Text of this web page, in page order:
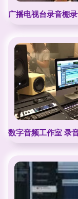
广播电视台录音棚
数字音频工作室 录